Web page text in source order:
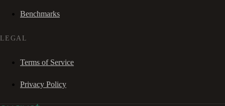
Benchmarks
LEGAL
Terms of Service
Privacy Policy